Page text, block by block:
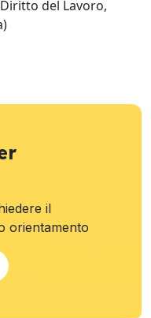
del Lavoro,
il
orientamento